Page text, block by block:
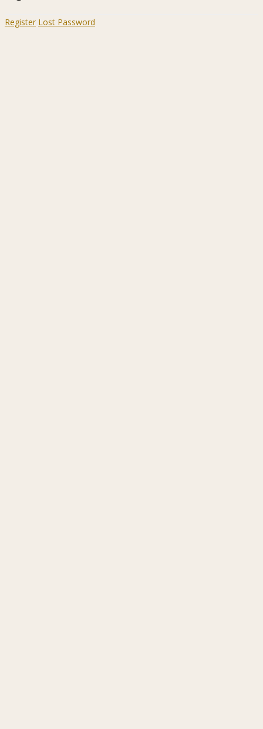
Register Lost Password